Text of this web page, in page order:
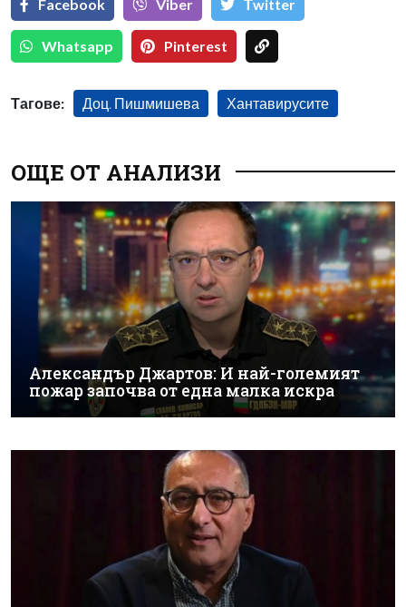
Facebook Viber Тwitter
Whatsapp Pinterest
Тагове: Доц. Пишмишева Хантавирусите
ОЩЕ ОТ АНАЛИЗИ
Александър Джартов: И най-големият
пожар започва от една малка искра